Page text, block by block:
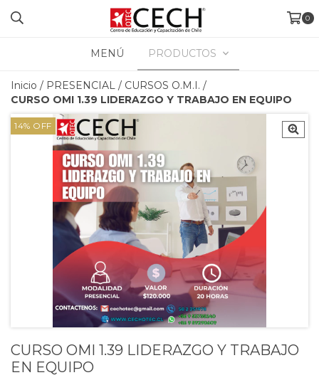
0
MENÚ PRODUCTOS
Inicio / PRESENCIAL / CURSOS O.M.I. /
CURSO OMI 1.39 LIDERAZGO Y TRABAJO EN EQUIPO
14% OFF
CURSO OMI 1.39 LIDERAZGO Y TRABAJO
EN EQUIPO